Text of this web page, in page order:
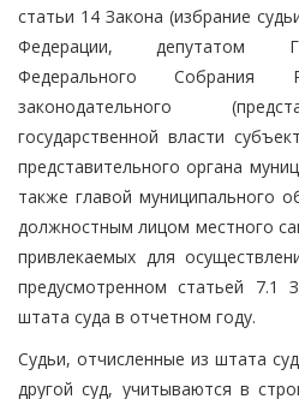
статьи 14 Закона (избрание
Федерации, депутатом
Федерального Собрания
законодательного
государственной власти
представительного органа
также главой муниципального
должностным лицом местного
привлекаемых для
предусмотренном статьей 7.1
штата суда в отчетном году.
Судьи, отчисленные из штата
другой суд, учитываются в